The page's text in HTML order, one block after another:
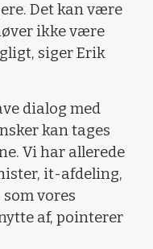
Det kan være
ikke være
siger Erik
dialog med
kan tages
Vi har allerede
it-afdeling,
vores
af, pointerer